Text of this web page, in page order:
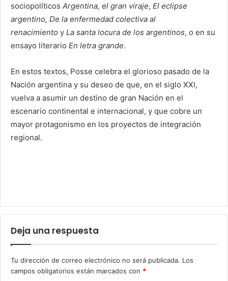
sociopolíticos Argentina, el gran viraje, El eclipse
argentino, De la enfermedad colectiva al
renacimiento y La santa locura de los argentinos, o en su
ensayo literario En letra grande.
En estos textos, Posse celebra el glorioso pasado de la
Nación argentina y su deseo de que, en el siglo XXI,
vuelva a asumir un destino de gran Nación en el
escenario continental e internacional, y que cobre un
mayor protagonismo en los proyectos de integración
regional.
Deja una respuesta
Tu dirección de correo electrónico no será publicada. Los
campos obligatorios están marcados con *